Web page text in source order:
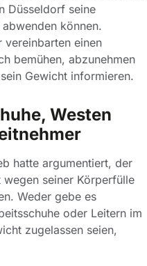
Düsseldorf seine
können.
vereinbarten einen
bemühen, abzunehmen
Gewicht informieren.
Westen
hatte argumentiert, der
seiner Körperfülle
Weder gebe es
oder Leitern im
zugelassen seien,